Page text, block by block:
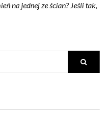
na jednej ze ścian? Jeśli tak,